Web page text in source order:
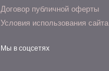
Договор публичной оферты
Условия использования сайта
Мы в соцсетях